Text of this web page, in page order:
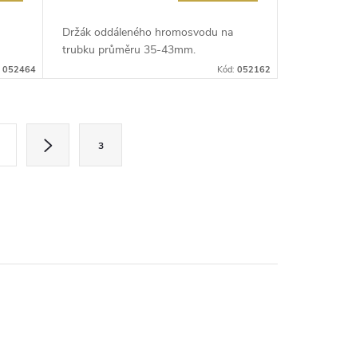
052464
Držák oddáleného hromosvodu na
trubku průměru 35-43mm.
Kód: 052162
3